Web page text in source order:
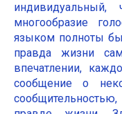
многообразие
языком полноты
правда жизни
впечатлении,
сообщение о